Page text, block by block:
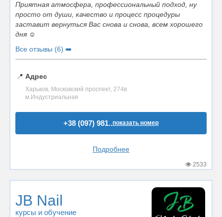
Приятная атмосфера, профессиональный подход, ну
просто от души, качество и процесс процедуры
заставит вернуться Вас снова и снова, всем хорошего
дня ☺️
Все отзывы (6) ➡️
📍 Адрес
Харьков, Московский проспект, 274в
м.Индустриальная
+38 (097) 981..показать номер
Подробнее
2533
JB Nail
курсы и обучение